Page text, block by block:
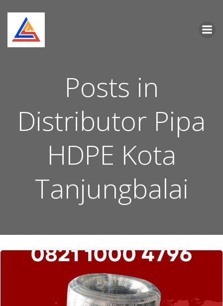
Posts in
Distributor Pipa
HDPE Kota
Tanjungbalai